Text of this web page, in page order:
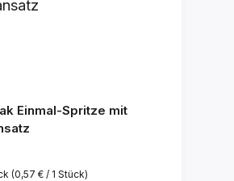
Einmal-Spritze mit
(0,57 € / 1 Stück)